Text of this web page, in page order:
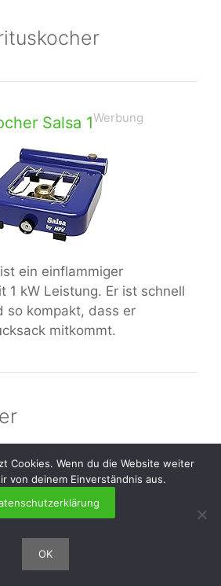
Salsa 1Werbung
ein einflammiger
1 kW Leistung. Er ist schnell
so kompakt, dass er
mitkommt.
Feather
Cookies. Wenn du die Website weiter
von deinem Einverständnis aus.
OK